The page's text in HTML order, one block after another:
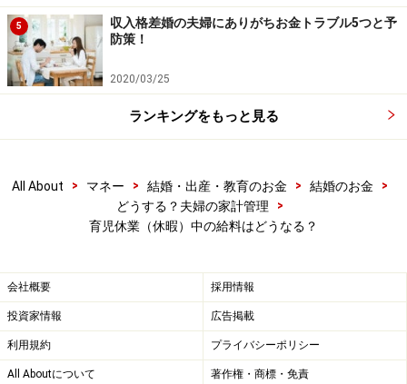
子ども出生日から8週間は産後休暇として、ママには出
産手当金が健康保険から受給できました。この期間内に
パパは4週間以内の期間で「産後パパ育休」を取得する
ことができます。
その場合は、「出産時育児休業給付金」が支払われま
が1歳まで
支給される期間はいつまでかというと、原則として子ど
もが1歳になるまでです。
5
収入格差婚の夫婦にありがちお金トラブル5つと予
防策！
2020/03/25
ランキングをもっと見る
All About > マネー > 結婚・出産・教育のお金 > 結婚のお金
>
どうする？夫婦の家計管理
>
育児休業（休暇）中の給料はどうなる？
会社概要 採用情報
投資家情報 広告掲載
利用規約 プライバシーポリシー
All Aboutについて 著作権・商標・免責